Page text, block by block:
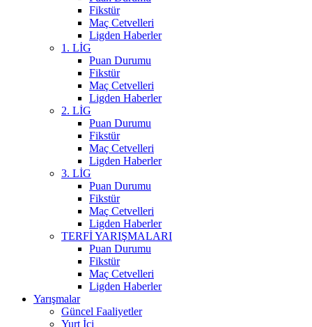
Fikstür
Maç Cetvelleri
Ligden Haberler
1. LİG
Puan Durumu
Fikstür
Maç Cetvelleri
Ligden Haberler
2. LİG
Puan Durumu
Fikstür
Maç Cetvelleri
Ligden Haberler
3. LİG
Puan Durumu
Fikstür
Maç Cetvelleri
Ligden Haberler
TERFİ YARIŞMALARI
Puan Durumu
Fikstür
Maç Cetvelleri
Ligden Haberler
Yarışmalar
Güncel Faaliyetler
Yurt İçi